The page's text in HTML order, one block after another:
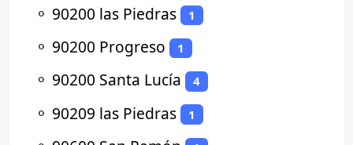
⚬ 90200 las Piedras 1
⚬ 90200 Progreso 1
⚬ 90200 Santa Lucía 4
⚬ 90209 las Piedras 1